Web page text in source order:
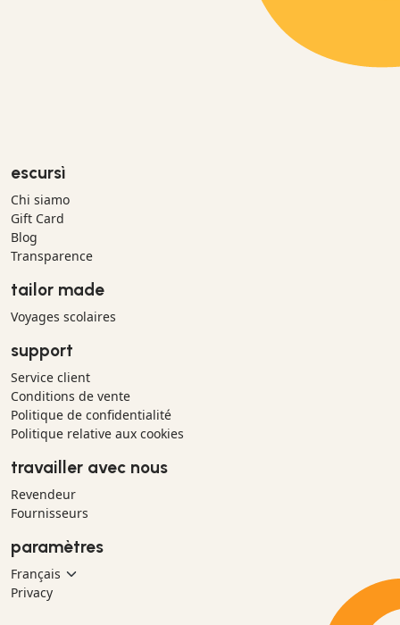
escursì
Chi siamo
Gift Card
Blog
Transparence
tailor made
Voyages scolaires
support
Service client
Conditions de vente
Politique de confidentialité
Politique relative aux cookies
travailler avec nous
Revendeur
Fournisseurs
paramètres
Privacy